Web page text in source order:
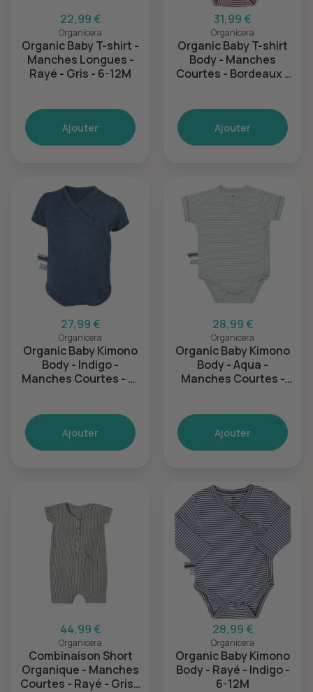
22,99 €
Organicera
Organic Baby T-shirt -
Manches Longues -
Rayé - Gris - 6-12M
Ajouter
31,99 €
Organicera
Organic Baby T-shirt
Body - Manches
Courtes - Bordeaux -
Ajouter
27,99 €
Organicera
Organic Baby Kimono
Body - Indigo -
Manches Courtes - 3-
Ajouter
28,99 €
Organicera
Organic Baby Kimono
Body - Aqua -
Manches Courtes -
Ajouter
44,99 €
Organicera
Combinaison Short
Organique - Manches
Courtes - Rayé - Gris -
28,99 €
Organicera
Organic Baby Kimono
Body - Rayé - Indigo -
6-12M